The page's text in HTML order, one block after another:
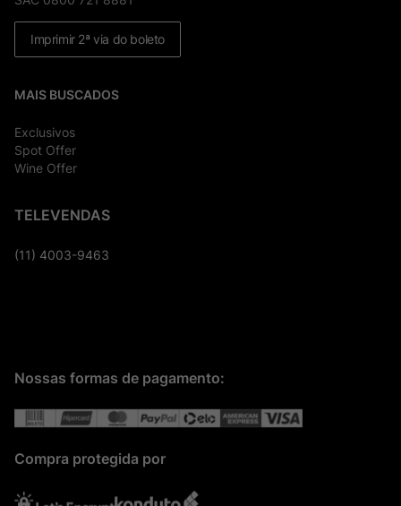
Imprimir 2ª via do boleto
MAIS BUSCADOS
Exclusivos
Spot Offer
Wine Offer
TELEVENDAS
(11) 4003-9463
Nossas formas de pagamento:
Compra protegida por